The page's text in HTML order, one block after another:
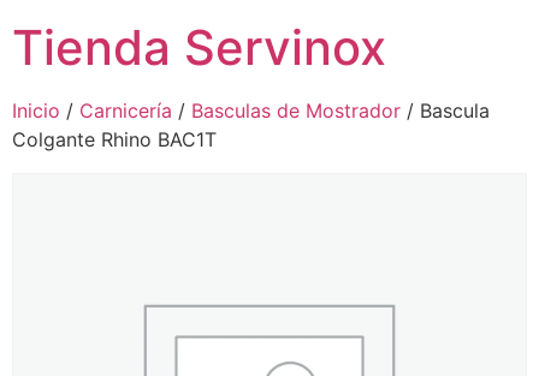
Tienda Servinox
Inicio / Carnicería / Basculas de Mostrador / Bascula
Colgante Rhino BAC1T